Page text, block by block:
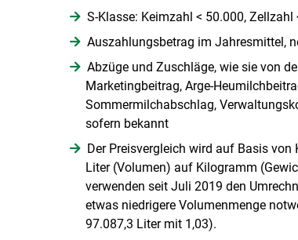
S-Klasse: Keimzahl < 50.000, Zellzahl
Auszahlungsbetrag im Jahresmittel,
Abzüge und Zuschläge, wie sie von
Marketingbeitrag, Arge-
Sommermilchabschlag,
sofern bekannt
Der Preisvergleich wird auf Basis
Liter (Volumen) auf Kilogramm
verwenden seit Juli 2019 den
etwas niedrigere Volumenmenge
97.087,3 Liter mit 1,03).